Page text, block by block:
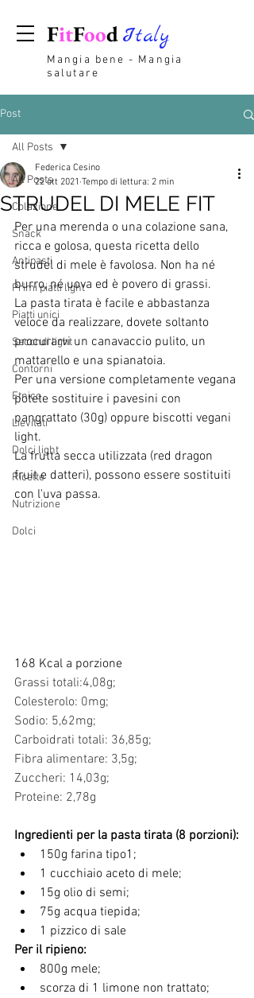
FitFoodItaly
Mangia bene - Mangia
salutare
Post
All Posts
Colazione
Snack
Antipasti
Primi piatti light
Piatti unici
Secondi light
Contorni
Etnico
Lievitati
Dolci light
Ricette
Nutrizione
Dolci
All Posts
STRUDEL DI MELE FIT
Federica Cesino
22 ott 2021 Tempo di lettura: 2 min
Per una merenda o una colazione sana,
ricca e golosa, questa ricetta dello
strudel di mele è favolosa. Non ha né
burro, né uova ed è povero di grassi.
La pasta tirata è facile e abbastanza
veloce da realizzare, dovete soltanto
procurarvi un canavaccio pulito, un
mattarello e una spianatoia.
Per una versione completamente vegana
potete sostituire i pavesini con
pangrattato (30g) oppure biscotti vegani
light.
La frutta secca utilizzata (red dragon
fruit e datteri), possono essere sostituiti
con l'uva passa.
168 Kcal a porzione
Grassi totali:4,08g;
Colesterolo: 0mg;
Sodio: 5,62mg;
Carboidrati totali: 36,85g;
Fibra alimentare: 3,5g;
Zuccheri: 14,03g;
Proteine: 2,78g
Ingredienti per la pasta tirata (8 porzioni):
150g farina tipo1;
1 cucchiaio aceto di mele;
15g olio di semi;
75g acqua tiepida;
1 pizzico di sale
Per il ripieno:
800g mele;
scorza di 1 limone non trattato;